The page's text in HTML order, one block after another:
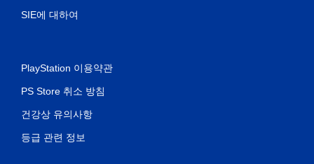
SIE에 대하여
PlayStation 이용약관
PS Store 취소 방침
건강상 유의사항
등급 관련 정보